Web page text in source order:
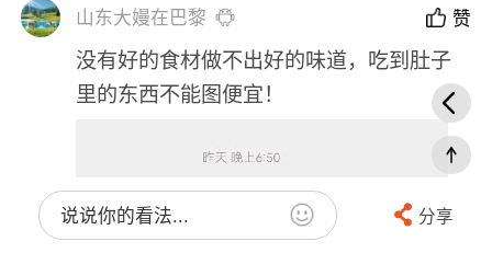
山东大嫚在巴黎 赞
没有好的食材做不出好的味道，吃到肚子
里的东西不能图便宜！
说说你的看法... 分享